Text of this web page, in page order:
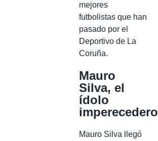
mejores
futbolistas que han
pasado por el
Deportivo de La
Coruña.
Mauro
Silva, el
ídolo
imperecedero
Mauro Silva llegó